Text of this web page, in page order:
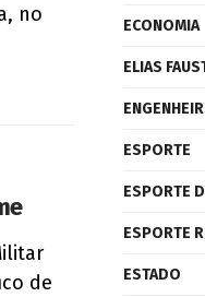
no
de
ECONOMIA
ELIAS
ESPORTE
ESPORTE
ESPORTE
ESTADO